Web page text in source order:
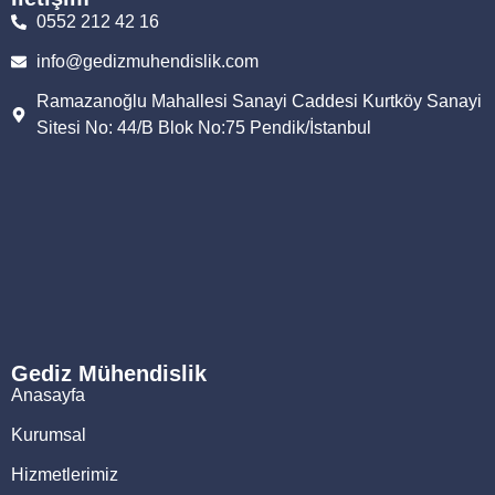
0552 212 42 16
info@gedizmuhendislik.com
Ramazanoğlu Mahallesi Sanayi Caddesi Kurtköy Sanayi
Sitesi No: 44/B Blok No:75 Pendik/İstanbul
Gediz Mühendislik
Anasayfa
Kurumsal
Hizmetlerimiz